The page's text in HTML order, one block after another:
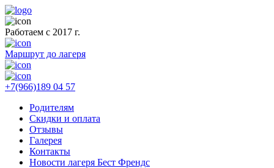
Работаем с 2017 г.
Маршрут до лагеря
+7(966)189 04 57
Родителям
Скидки и оплата
Отзывы
Галерея
Контакты
Новости лагеря Бест Френдс